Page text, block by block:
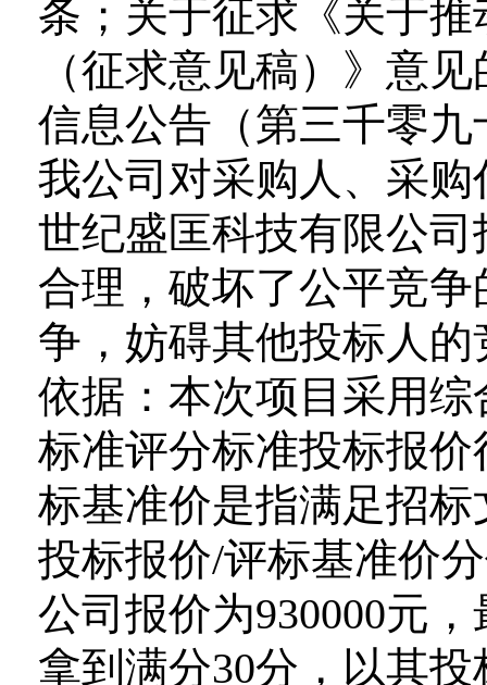
条；关于征求《关于
（征求意见稿）》意
信息公告（第三千零
我公司对采购人、采
世纪盛匡科技有限公司
合理，破坏了公平竞
争，妨碍其他投标人
依据：本次项目采用
标准评分标准投标报
标基准价是指满足招
投标报价/评标基准价
公司报价为930000元
拿到满分30分，以其